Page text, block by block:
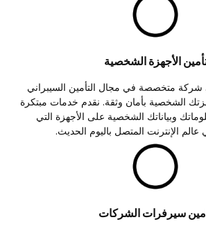
الأجهزة الشخصية
متخصصة في مجال التأمين السيبراني
الشخصية بأمان وثقة. نقدم خدمات مبتكرة
وبياناتك الشخصية على الأجهزة التي
الإنترنت المتصل باليوم الحديث.
سيرفرات الشركات